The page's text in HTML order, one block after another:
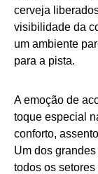
cerveja
visibilidade da
um ambiente
para a pista.
A emoção de
toque especial
conforto,
Um dos
todos os